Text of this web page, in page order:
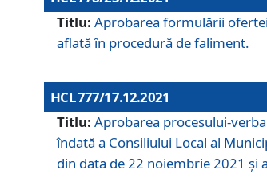
Titlu: Aprobarea formulării
aflată în procedură de faliment.
HCL 777/17.12.2021
Titlu: Aprobarea procesului-
îndată a Consiliului Local al
din data de 22 noiembrie 2021 și